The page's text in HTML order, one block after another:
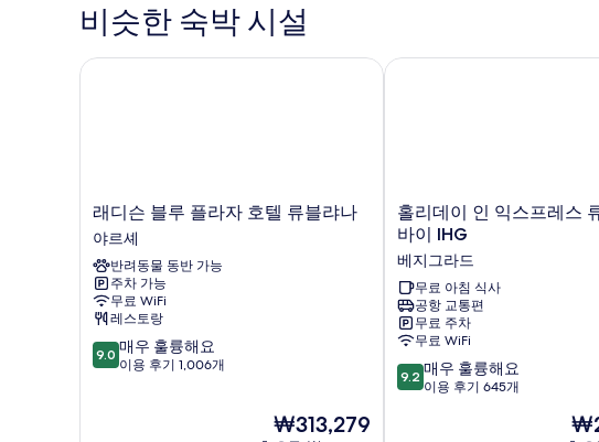
기
비슷한 숙박 시설
래
디
슨
블
루
플
라
자
호
래디슨 블루 플라자 호텔 류블랴나
야르셰
반려동물 동반 가능
주차 가능
무료 WiFi
레스토랑
10
점
9.0 매우 훌륭해요
이용 후기 1,006개
현
₩313,279
래디슨 블루 플라자 호텔 류블랴나
홀
리
데
이
인
익
스
프
레
스
홀리데이 인 익스프레스
바이 IHG
베지그라드
무료 아침 식사
공항 교통편
무료 주차
무료 WiFi
10
점
9.2 매우 훌륭해요
이용 후기 645개
현
홀리데이 인 익스프레스 류